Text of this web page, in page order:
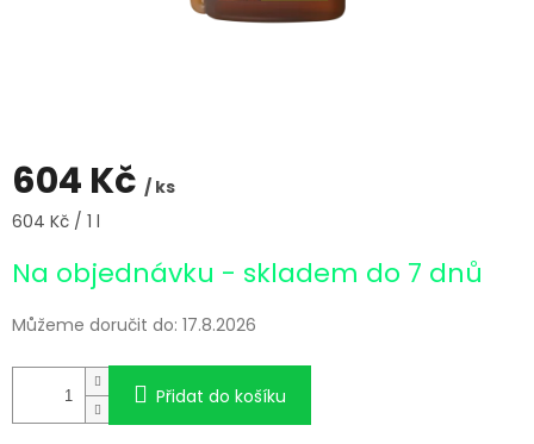
604 Kč / ks
Měrná
604 Kč / 1 l
Na objednávku - skladem do 7 dnů
Můžeme doručit do: 17.8.2026
Přidat do košíku